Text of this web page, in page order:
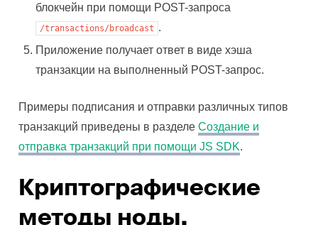
блокчейн при помощи POST-запроса
/transactions/broadcast .
Приложение получает ответ в виде хэша
транзакции на выполненный POST-запрос.
Примеры подписания и отправки различных типов
транзакций приведены в разделе Создание и
отправка транзакций при помощи JS SDK.
Криптографические
методы ноды,